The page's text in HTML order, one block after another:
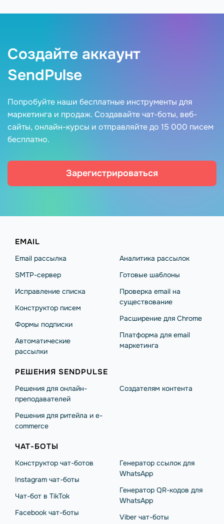
Создайте аккаунт
SendPulse
Попробуйте наши бесплатные инструменты для
маркетинга и продаж. Создавайте чат-боты, веб-
сайты, онлайн-курсы и отправляйте до 15 000 писем
бесплатно.
Зарегистрироваться
EMAIL
Email рассылка
SMTP-сервер
Исправление списка
Конструктор писем
Формы подписки
Автоматические
рассылки
Аналитика рассылок
Готовые шаблоны
Проверка email на
существование
Расширение для Chrome
Платформа для email
маркетинга
РЕШЕНИЯ SENDPULSE
Решения для онлайн-
преподавателей
Решения для ритейла и e-
commerce
Создателям контента
ЧАТ-БОТЫ
Конструктор чат-ботов
Instagram чат-боты
Чат-бот в TikTok
Facebook чат-боты
Генератор ссылок для
WhatsApp
Генератор QR-кодов для
WhatsApp
Viber чат-боты